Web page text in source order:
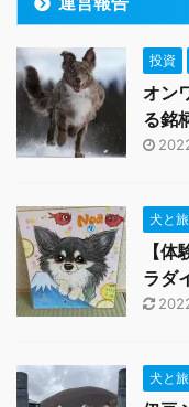
投資
オン
る銘
犬と
【
ラダ
犬と